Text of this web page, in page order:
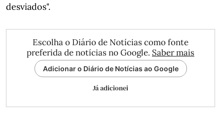
desviados".
Escolha o Diário de Notícias como fonte
preferida de notícias no Google. Saber mais
Adicionar o Diário de Notícias ao Google
Já adicionei